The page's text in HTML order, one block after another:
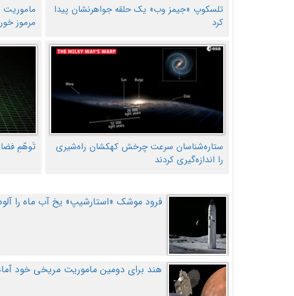
تلسکوپ «جیمز وب» یک حلقه جواهرنشان پیدا
کرد
ماموریت
مرموز
ستاره‌شناسان سرعت چرخش کهکشان راه‌شیری
را اندازه‌گیری کردند
تَوهّمِ
فرود موشک «استارشیپ» یخ آب ماه را
هند برای دومین ماموریت مریخی خود